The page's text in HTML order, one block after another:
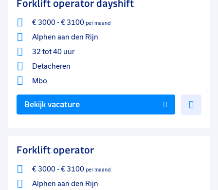
Forklift operator dayshift
€ 3000- € 3100 per maand
Alphen aan den Rijn
32 tot 40 uur
Detacheren
Mbo
Bekijk vacature
Forklift operator
€ 3000- € 3100 per maand
Alphen aan den Rijn